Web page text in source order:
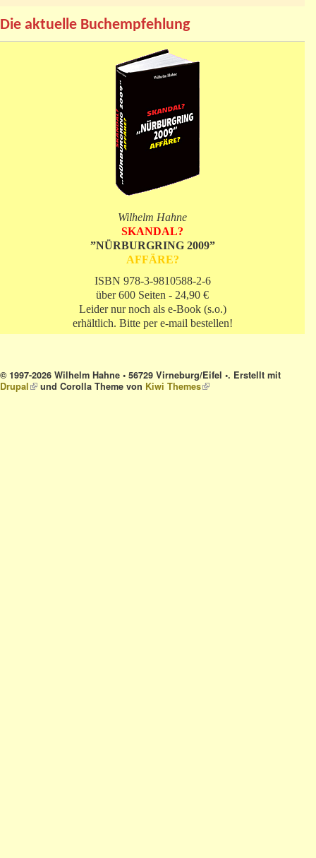
Die aktuelle Buchempfehlung
Wilhelm Hahne
SKANDAL?
”NÜRBURGRING 2009”
AFFÄRE?
ISBN 978-3-9810588-2-6
über 600 Seiten - 24,90 €
Leider nur noch als e-Book (s.o.)
erhältlich. Bitte per e-mail bestellen!
© 1997-2026 Wilhelm Hahne • 56729 Virneburg/Eifel •. Erstellt mit
Drupal(link is external)
und Corolla Theme von Kiwi Themes(link is external)